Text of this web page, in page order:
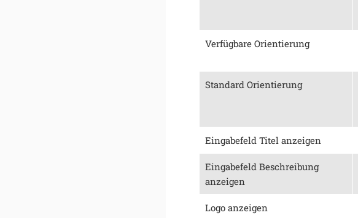
Verfügbare Orientierung
Standard Orientierung
Eingabefeld Titel anzeigen
Eingabefeld Beschreibung
anzeigen
Logo anzeigen